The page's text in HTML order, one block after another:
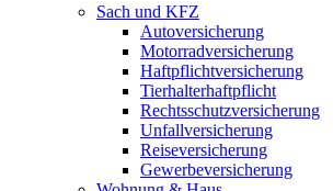
Sach und KFZ
Autoversicherung
Motorradversicherung
Haftpflichtversicherung
Tierhalterhaftpflicht
Rechtsschutzversicherung
Unfallversicherung
Reiseversicherung
Gewerbeversicherung